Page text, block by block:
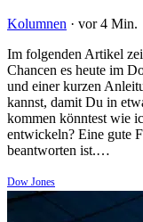
Kolumnen · vor 4 Min.
Im folgenden Artikel
Chancen es heute im
und einer kurzen
kannst, damit Du in
kommen könntest wie
entwickeln? Eine gute
beantworten ist.…
Dow Jones